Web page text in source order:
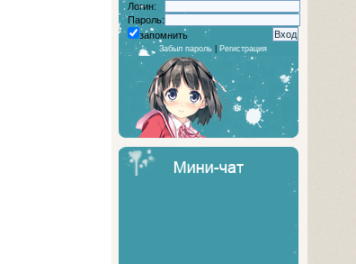
Логин:
Пароль:
запомнить
Забыл пароль| Регистрация